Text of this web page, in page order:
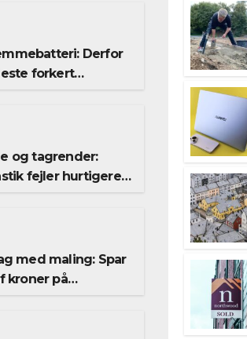
Derfor
forkert
og tagrender:
fejler hurtigere
med maling: Spar
kroner på